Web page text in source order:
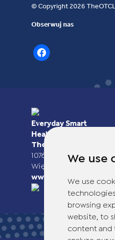
We use
We use
browsing
website, to
content and
© Copyright 2026
Obserwuj nas
facebook
Everyday Smart
Healthcare Solutions
TheOTCLab B.V.
1076 EE Amsterdam,
Więcej informacji
www.theotclab.com